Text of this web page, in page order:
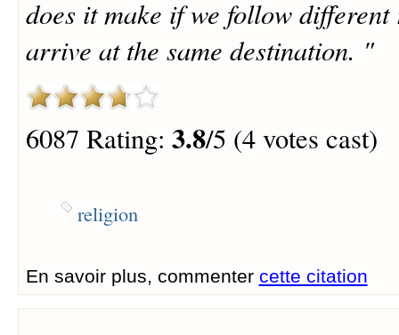
does it make if we follow
arrive at the same destination. "
6087 Rating: 3.8/5 (4 votes cast)
religion
En savoir plus, commenter cette citation